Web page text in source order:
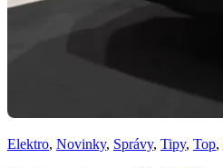
Elektro, Novinky, Správy, Tipy, Top,